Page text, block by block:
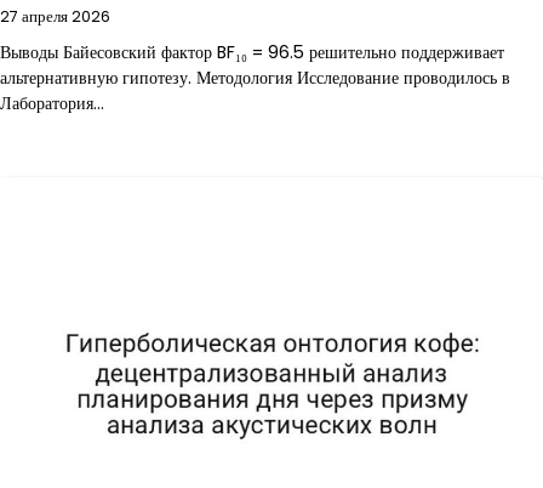
27 апреля 2026
Выводы Байесовский фактор BF₁₀ = 96.5 решительно поддерживает
альтернативную гипотезу. Методология Исследование проводилось в
Лаборатория…